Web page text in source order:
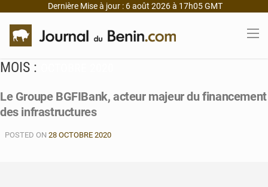
Dernière Mise à jour : 6 août 2026 à 17h05 GMT
MOIS :
Le Groupe BGFIBank, acteur majeur du financement
des infrastructures
POSTED ON 28 OCTOBRE 2020